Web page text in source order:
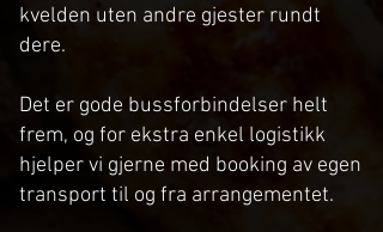
kvelden uten andre gjester rundt
dere.
Det er gode bussforbindelser helt
frem, og for ekstra enkel logistikk
hjelper vi gjerne med booking av egen
transport til og fra arrangementet.